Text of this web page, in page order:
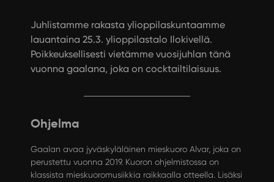
Juhlistamme rakasta ylioppilaskuntaamme
lauantaina 25.3. ylioppilastalo Ilokivellä.
Poikkeuksellisesti vietämme vuosijuhlan tänä
vuonna gaalana, joka on cocktailtilaisuus.
Ohjelma
Gaalan avaa jyväskyläläinen mieskuoro Alvar, joka on
perustettu vuonna 2019. Kuoron ohjelmistossa on
klassista mieskuoromusiikkia raikkaalla otteella. Lisäksi